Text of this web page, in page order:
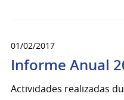
01/02/2017
Informe Anual
Actividades realizadas